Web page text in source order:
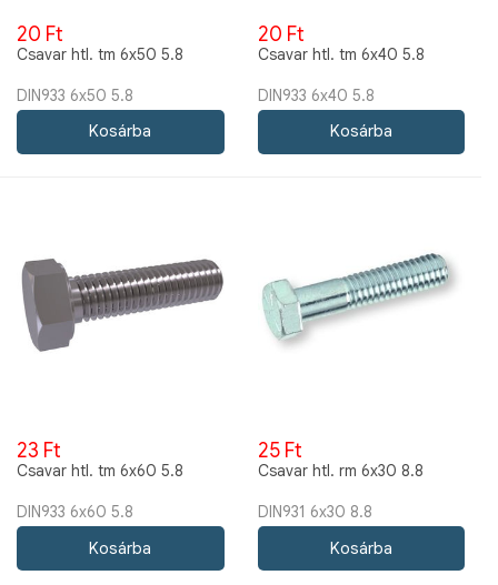
20 Ft
Csavar htl. tm 6x50 5.8
DIN933 6x50 5.8
20 Ft
Csavar htl. tm 6x40 5.8
DIN933 6x40 5.8
23 Ft
Csavar htl. tm 6x60 5.8
DIN933 6x60 5.8
25 Ft
Csavar htl. rm 6x30 8.8
DIN931 6x30 8.8